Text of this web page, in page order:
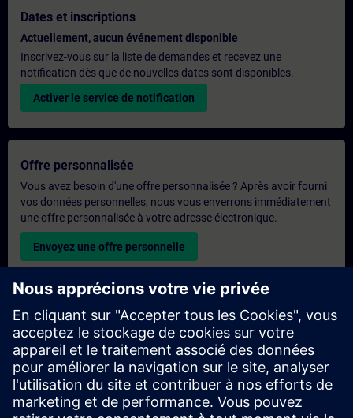
Dates et inscriptions
Actuellement, aucun événement disponible
Inscrivez-vous sur la liste de demandes et recevez une
notification dès que de nouvelles dates sont disponibles.
Activer le service de notification
Offre personnalisée
Vous avez besoin d'une offre personnalisée ? Après avoir fourni
vos données personnelles, nous vous enverrons immédiatement
une offre personnalisée à votre adresse électronique.
Envoyez une offre personnelle
Demande de formation exclusive
Veuillez remplir le formulaire ci-dessous si vous souhaitez
obtenir un devis pour une formation exclusive, que ce soit sur
site, en ligne ou dans notre centre de formation SITRAIN. Ce
type de demande convient aux groupes plus importants (6
personnes ou plus). Après avoir fourni vos coordonnées et vos
besoins en matière de formation, vous recevrez un devis de